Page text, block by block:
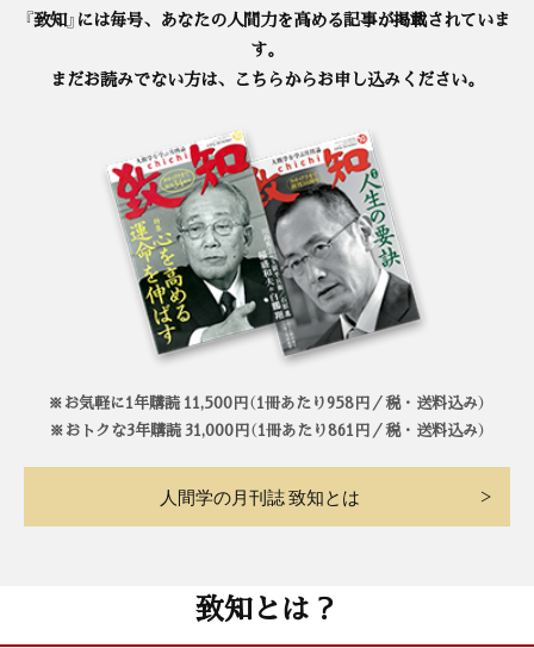
『致知』には毎号、あなたの人間力を高める記事が掲載されていま
す。
まだお読みでない方は、こちらからお申し込みください。
※お気軽に1年購読 11,500円（1冊あたり958円／税・送料込み）
※おトクな3年購読 31,000円（1冊あたり861円／税・送料込み）
人間学の月刊誌 致知とは
致知とは？